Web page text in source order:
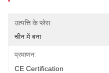
उत्पत्ति के प्लेस:
चीन में बना
प्रमाणन:
CE Certification